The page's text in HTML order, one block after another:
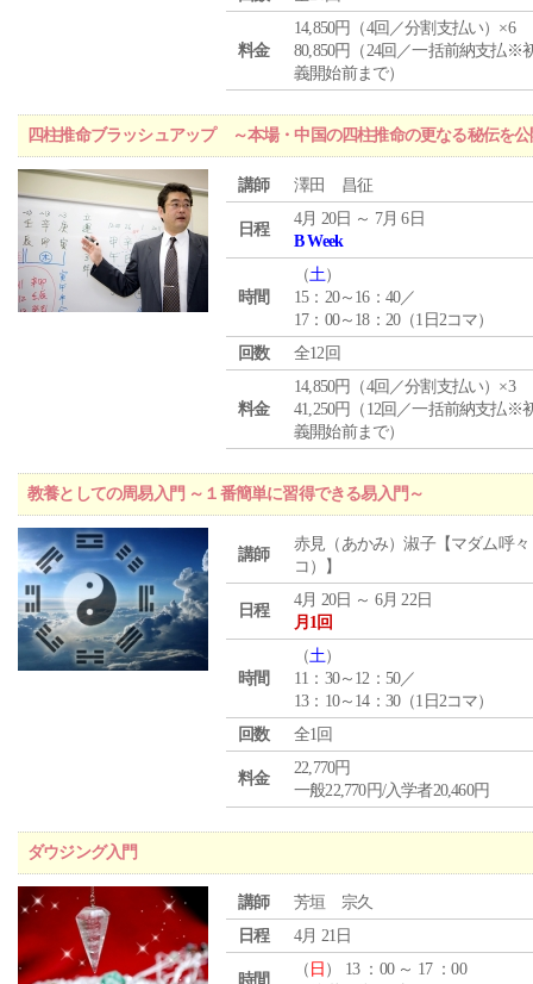
料金
14,850円（4回／分割支払い）×6
80,850円（24回／一括前納支払※
義開始前まで）
四柱推命ブラッシュアップ ～本場・中国の四柱推命の更なる秘伝を
講師 澤田 昌征
日程
4月 20日 ～ 7月 6日
B Week
時間
（土）
15：20～16：40／
17：00～18：20（1日2コマ）
回数
全12回
料金
14,850円（4回／分割支払い）×3
41,250円（12回／一括前納支払※
義開始前まで）
教養としての周易入門 ～１番簡単に習得できる易入門～
講師
赤見（あかみ）淑子【マダム呼々
コ）】
日程
4月 20日 ～ 6月 22日
月1回
時間
（土）
11：30～12：50／
13：10～14：30（1日2コマ）
回数
全1回
料金
22,770円
一般22,770円/入学者20,460円
ダウジング入門
講師
芳垣 宗久
日程
4月 21日
時間
（ 日 ） 13 ：00 ～ 17 ：00